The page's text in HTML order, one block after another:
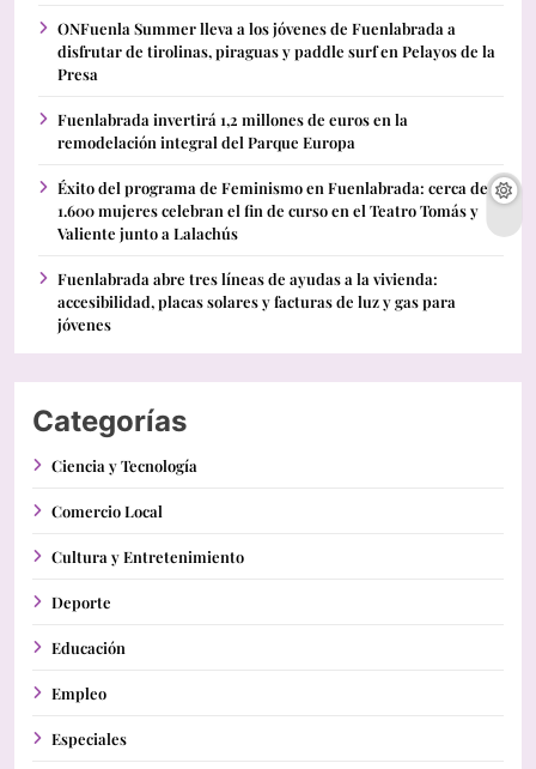
ONFuenla Summer lleva a los jóvenes de Fuenlabrada a
disfrutar de tirolinas, piraguas y paddle surf en Pelayos de la
Presa
Fuenlabrada invertirá 1,2 millones de euros en la
remodelación integral del Parque Europa
Éxito del programa de Feminismo en Fuenlabrada: cerca de
1.600 mujeres celebran el fin de curso en el Teatro Tomás y
Valiente junto a Lalachús
Fuenlabrada abre tres líneas de ayudas a la vivienda:
accesibilidad, placas solares y facturas de luz y gas para
jóvenes
Categorías
Ciencia y Tecnología
Comercio Local
Cultura y Entretenimiento
Deporte
Educación
Empleo
Especiales